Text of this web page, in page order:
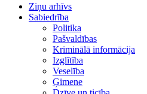
Ziņu arhīvs
Sabiedrība
Politika
Pašvaldības
Kriminālā informācija
Izglītība
Veselība
Ģimene